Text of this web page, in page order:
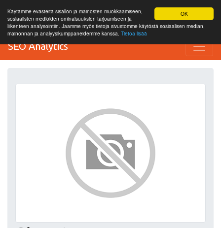
OK
Käytämme evästeitä sisällön ja mainosten muokkaamiseen,
sosiaalisten medioiden ominaisuuksien tarjoamiseen ja
liikenteen analysointiin. Jaamme myös tietoja sivustomme käytöstä sosiaalisen median,
mainonnan ja analyysikumppaneidemme kanssa. Tietoa lisää
SEO Analytics